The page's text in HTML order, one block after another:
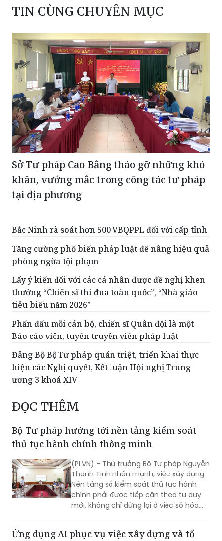
Sở Tư pháp Cao Bằng tháo gỡ những khó
khăn, vướng mắc trong công tác tư pháp
tại địa phương
Tăng cường phổ biến pháp luật để nâng hiệu quả
phòng ngừa tội phạm
Lấy ý kiến đối với các cá nhân được đề nghị khen
thưởng “Chiến sĩ thi đua toàn quốc”, “Nhà giáo
tiêu biểu năm 2026”
Phấn đấu mỗi cán bộ, chiến sĩ Quân đội là một
Báo cáo viên, tuyên truyền viên pháp luật
Đảng Bộ Bộ Tư pháp quán triệt, triển khai thực
hiện các Nghị quyết, Kết luận Hội nghị Trung
ương 3 khoá XIV
ĐỌC THÊM
Bộ Tư pháp hướng tới nền tảng kiểm soát
(PLVN) - Thứ trưởng Bộ Tư pháp Nguyễn
Thanh Tịnh nhấn mạnh, việc xây dựng
Nền tảng số kiểm soát thủ tục hành
chính phải được tiếp cận theo tư duy
mới, không chỉ dừng lại ở việc số hóa
các quy trình, biểu mẫu hay thay thế
một số thao tác thủ công bằng công
nghệ, mà phải hướng tới xây dựng một
động, dựa trên dữ liệu và tạo ra giá trị
Ứng dụng AI phục vụ việc xây dựng và tổ